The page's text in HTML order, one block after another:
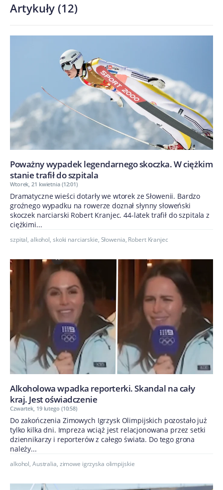
Artykuły (12)
Poważny wypadek legendarnego skoczka. W ciężkim
stanie trafił do szpitala
Wtorek, 21 kwietnia (12:01)
Dramatyczne wieści dotarły we wtorek ze Słowenii. Bardzo
groźnego wypadku na rowerze doznał słynny słoweński
skoczek narciarski Robert Kranjec. 44-latek trafił do szpitala z
ciężkimi...
szpital, alkohol, skoki narciarskie, Słowenia, Robert Kranjec
Alkoholowa wpadka reporterki. Skandal na cały
kraj. Jest oświadczenie
Czwartek, 19 lutego (10:58)
Do zakończenia Zimowych Igrzysk Olimpijskich pozostało już
tylko kilka dni. Impreza wciąż jest relacjonowana przez setki
dziennikarzy i reporterów z całego świata. Do tego grona
należy...
alkohol, Australia, zimowe igrzyska olimpijskie